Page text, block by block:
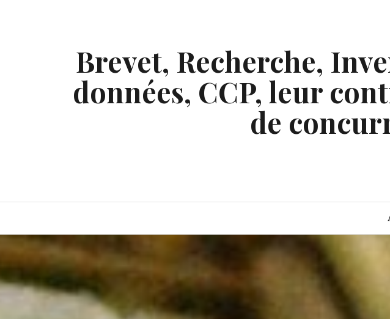
Brevet, Recherche,
données, CCP, leur
de